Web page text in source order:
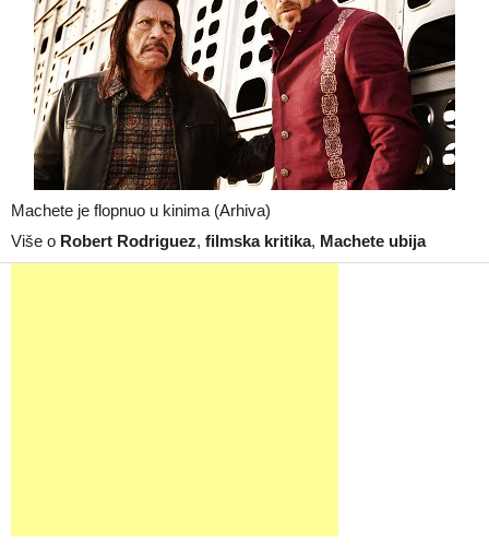
Machete je flopnuo u kinima (Arhiva)
Više o Robert Rodriguez, filmska kritika, Machete ubija